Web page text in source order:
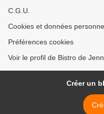
C.G.U.
Cookies et données
Préférences cookies
Voir le profil de Bistro de
Créer un